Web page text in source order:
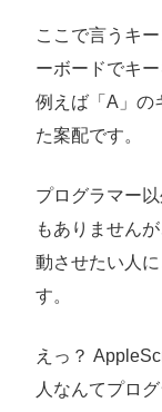
ここで言うキ
ーボードでキ
例えば「A」の
た案配です。
プログラマー
もありません
動させたい人
す。
えっ？
人なんてプロ